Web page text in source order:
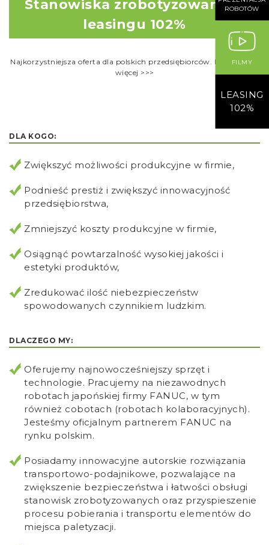
Stanowiska zrobotyzowane w
leasingu 102%
Najkorzystniejsza oferta dla polskich przedsiębiorców. Dowiedz się
więcej >>>
DLA KOGO:
Zwiększyć możliwości produkcyjne w firmie,
Podnieść prestiż i zwiększyć innowacyjność
przedsiębiorstwa,
Zmniejszyć koszty produkcyjne w firmie,
Osiągnąć powtarzalność wysokiej jakości i
estetyki produktów,
Zredukować ilość niebezpieczeństw
spowodowanych czynnikiem ludzkim.
DLACZEGO MY:
Oferujemy najnowocześniejszy sprzęt i
technologie. Pracujemy na niezawodnych
robotach japońskiej firmy FANUC, w tym
również cobotach (robotach kolaboracyjnych).
Jesteśmy oficjalnym partnerem FANUC na
rynku polskim.
Posiadamy innowacyjne autorskie rozwiązania
transportowo-podajnikowe, pozwalające na
zwiększenie bezpieczeństwa i łatwości obsługi
stanowisk zrobotyzowanych oraz przyspieszenie
procesu pobierania i transportu elementów do
miejsca paletyzacji.
ROBOTÓW
FILMY
LEASING
102%